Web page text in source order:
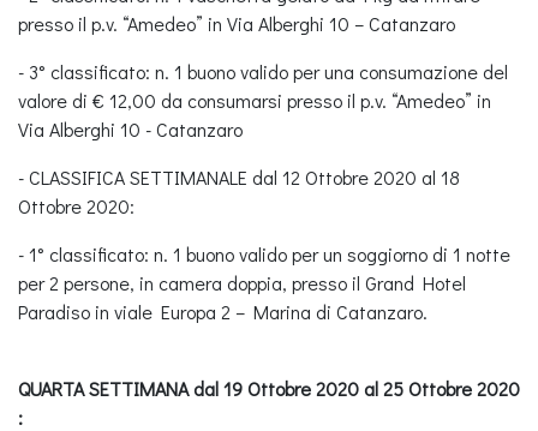
presso il p.v. “Amedeo” in Via Alberghi 10 – Catanzaro
- 3° classificato: n. 1 buono valido per una consumazione del
valore di € 12,00 da consumarsi presso il p.v. “Amedeo” in
Via Alberghi 10 - Catanzaro
- CLASSIFICA SETTIMANALE dal 12 Ottobre 2020 al 18
Ottobre 2020:
- 1° classificato: n. 1 buono valido per un soggiorno di 1 notte
per 2 persone, in camera doppia, presso il Grand Hotel
Paradiso in viale Europa 2 – Marina di Catanzaro.
QUARTA SETTIMANA dal 19 Ottobre 2020 al 25 Ottobre 2020
: